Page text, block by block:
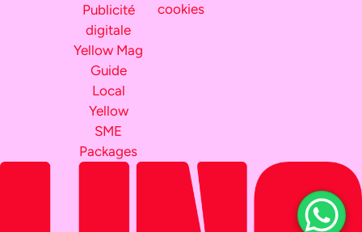
Publicité
digitale
Yellow Mag
Guide
Local
Yellow
SME
Packages
cookies